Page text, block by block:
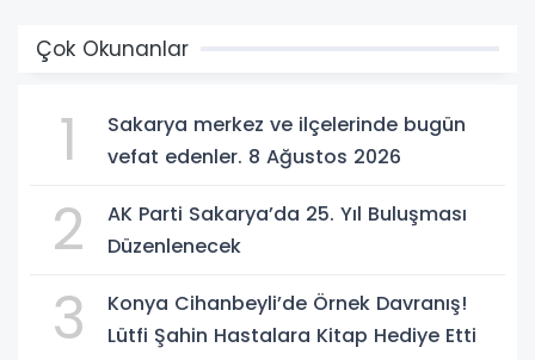
Çok Okunanlar
1
Sakarya merkez ve ilçelerinde bugün
vefat edenler. 8 Ağustos 2026
2
AK Parti Sakarya’da 25. Yıl Buluşması
Düzenlenecek
3
Konya Cihanbeyli’de Örnek Davranış!
Lütfi Şahin Hastalara Kitap Hediye Etti